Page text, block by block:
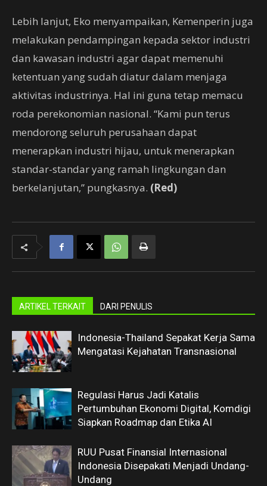
Lebih lanjut, Eko menyampaikan, Kemenperin juga
melakukan pendampingan kepada sektor industri
dan kawasan industri agar dapat memenuhi
ketentuan yang sudah diatur dalam menjaga
aktivitas industrinya. Hal ini guna tetap memacu
roda perekonomian nasional. “Kami pun terus
mendorong seluruh perusahaan dapat
menerapkan industri hijau, untuk menerapkan
standar-standar yang ramah lingkungan dan
berkelanjutan,” pungkasnya. (Red)
ARTIKEL TERKAIT DARI PENULIS
Indonesia-Thailand Sepakat Kerja Sama
Mengatasi Kejahatan Transnasional
Regulasi Harus Jadi Katalis
Pertumbuhan Ekonomi Digital, Komdigi
Siapkan Roadmap dan Etika AI
RUU Pusat Finansial Internasional
Indonesia Disepakati Menjadi Undang-
Undang